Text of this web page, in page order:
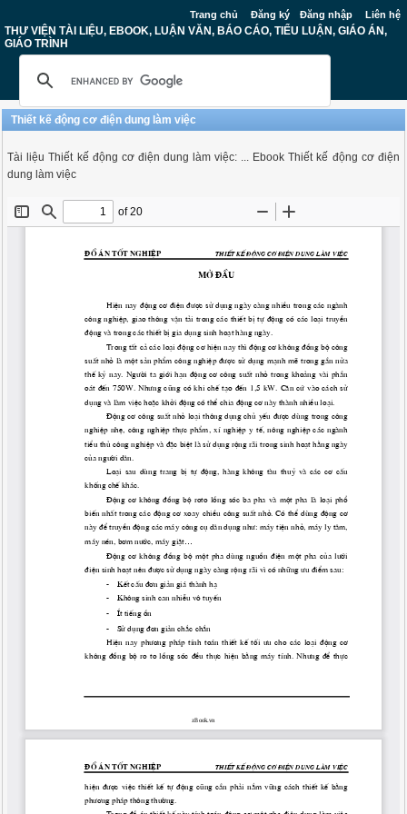
Trang chủ Đăng ký Đăng nhập Liên hệ
THƯ VIỆN TÀI LIỆU, EBOOK, LUẬN VĂN, BÁO CÁO, TIỂU LUẬN, GIÁO ÁN,
GIÁO TRÌNH
Thiết kế động cơ điện dung làm việc
Tài liệu Thiết kế động cơ điện dung làm việc: ... Ebook Thiết kế động cơ điện
dung làm việc